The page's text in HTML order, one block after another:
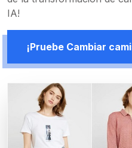
IA!
¡Pruebe Cambiar